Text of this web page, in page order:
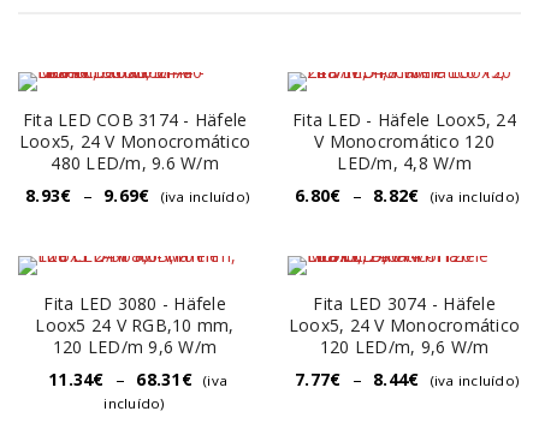
Fita LED COB 3174 - Häfele
Loox5, 24 V Monocromático
480 LED/m, 9.6 W/m
8.93€ – 9.69€ (iva incluído)
Fita LED - Häfele Loox5, 24
V Monocromático 120
LED/m, 4,8 W/m
6.80€ – 8.82€ (iva incluído)
Fita LED 3080 - Häfele
Loox5 24 V RGB,10 mm,
120 LED/m 9,6 W/m
11.34€ – 68.31€
(iva
incluído)
Fita LED 3074 - Häfele
Loox5, 24 V Monocromático
120 LED/m, 9,6 W/m
7.77€ – 8.44€ (iva incluído)